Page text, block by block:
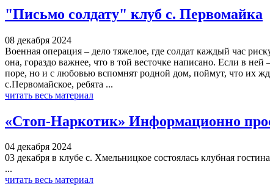
"Письмо солдату" клуб с. Первомайка
08 декабря 2024
Военная операция – дело тяжелое, где солдат каждый час
она, гораздо важнее, что в той весточке написано. Если в
поре, но и с любовью вспомнят родной дом, поймут, что их
с.Первомайское, ребята ...
читать весь материал
«Стоп-Наркотик» Информационно
04 декабря 2024
03 декабря в клубе с. Хмельницкое состоялась клубная
...
читать весь материал